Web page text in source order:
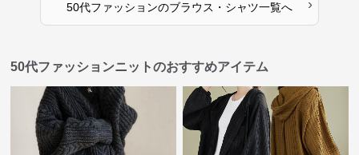
50代ファッションのブラウス・シャツ一覧へ ›
50代ファッションニットのおすすめアイテム